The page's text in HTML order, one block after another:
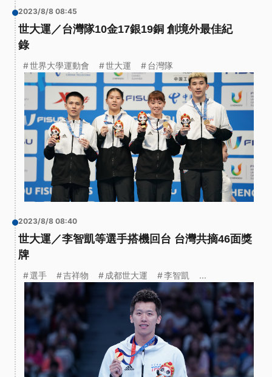
2023/8/8 08:45
世大運／台灣隊10金17銀19銅 創境外最佳紀
錄
世界大學運動會 世大運 台灣隊
2023/8/8 08:40
世大運／李智凱等選手搭機回台 台灣共摘46面獎
牌
選手 吉祥物 成都世大運 李智凱 ...